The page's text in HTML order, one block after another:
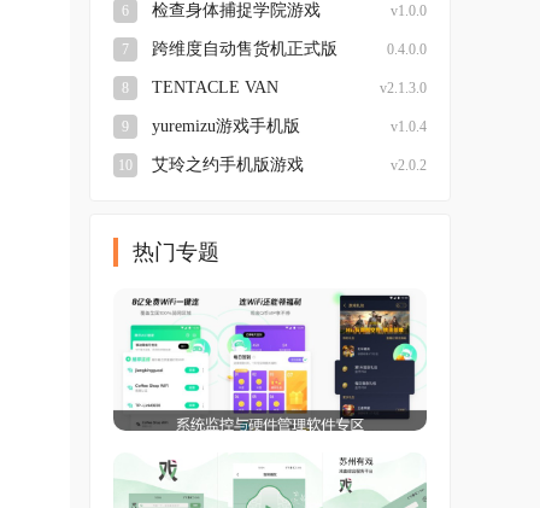
6 检查身体捕捉学院游戏 v1.0.0
7 跨维度自动售货机正式版 0.4.0.0
8 TENTACLE VAN v2.1.3.0
9 yuremizu游戏手机版 v1.0.4
10 艾玲之约手机版游戏 v2.0.2
热门专题